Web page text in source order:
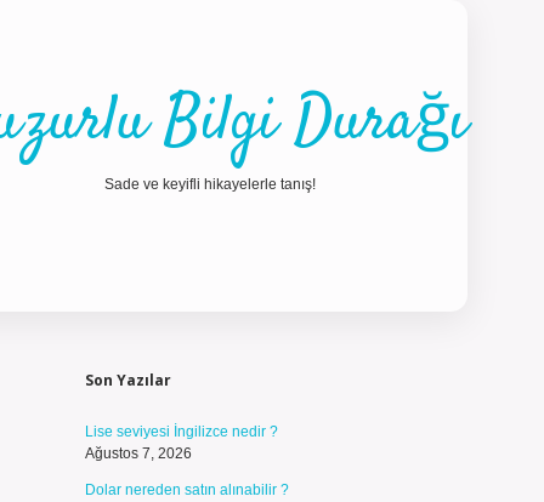
Bilgi Durağı
Sade ve keyifli hikayelerle tanış!
Son Yazılar
Lise seviyesi İngilizce nedir ?
Ağustos 7, 2026
Dolar nereden satın alınabilir ?